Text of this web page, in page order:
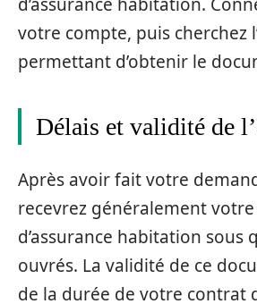
d’assurance habitation.
votre compte, puis cherchez
permettant d’obtenir le
Délais et validité de
Après avoir fait votre
recevrez généralement
d’assurance habitation sous
ouvrés. La validité de ce
de la durée de votre contrat